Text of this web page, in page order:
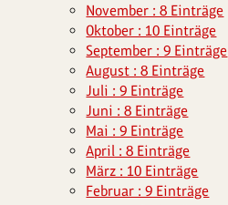
November : 8 Einträge
Oktober : 10 Einträge
September : 9 Einträge
August : 8 Einträge
Juli : 9 Einträge
Juni : 8 Einträge
Mai : 9 Einträge
April : 8 Einträge
März : 10 Einträge
Februar : 9 Einträge